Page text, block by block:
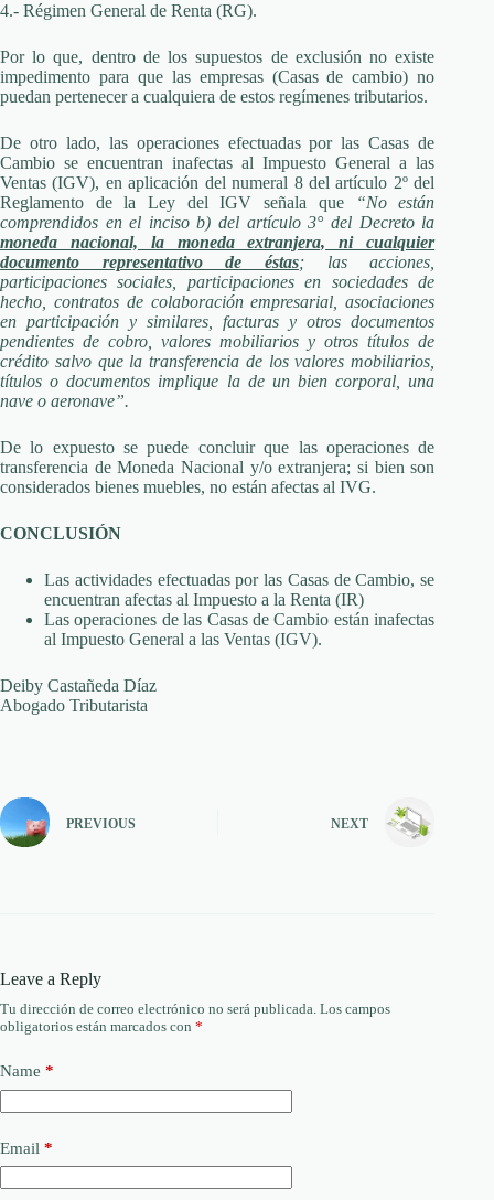
4.- Régimen General de Renta (RG).
Por lo que, dentro de los supuestos de exclusión no existe
impedimento para que las empresas (Casas de cambio) no
puedan pertenecer a cualquiera de estos regímenes tributarios.
De otro lado, las operaciones efectuadas por las Casas de
Cambio se encuentran inafectas al Impuesto General a las
Ventas (IGV), en aplicación del numeral 8 del artículo 2º del
Reglamento de la Ley del IGV señala que
“No están
comprendidos en el inciso b) del artículo 3° del Decreto la
moneda nacional, la moneda extranjera, ni cualquier
documento representativo de éstas; las acciones,
participaciones sociales, participaciones en sociedades de
hecho, contratos de colaboración empresarial, asociaciones
en participación y similares, facturas y otros documentos
pendientes de cobro, valores mobiliarios y otros títulos de
crédito salvo que la transferencia de los valores mobiliarios,
títulos o documentos implique la de un bien corporal, una
nave o aeronave”.
De lo expuesto se puede concluir que las operaciones de
transferencia de Moneda Nacional y/o extranjera; si bien son
considerados bienes muebles, no están afectas al IVG.
CONCLUSIÓN
Las actividades efectuadas por las Casas de Cambio, se
encuentran afectas al Impuesto a la Renta (IR)
Las operaciones de las Casas de Cambio están inafectas
al Impuesto General a las Ventas (IGV).
Deiby Castañeda Díaz
Abogado Tributarista
PREVIOUS NEXT
Leave a Reply
Tu dirección de correo electrónico no será publicada. Los campos
obligatorios están marcados con *
Name *
Email *